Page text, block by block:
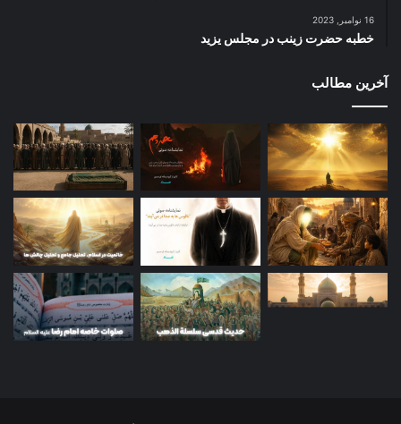
16 نوامبر, 2023
خطبه حضرت زینب در مجلس یزید
آخرین مطالب